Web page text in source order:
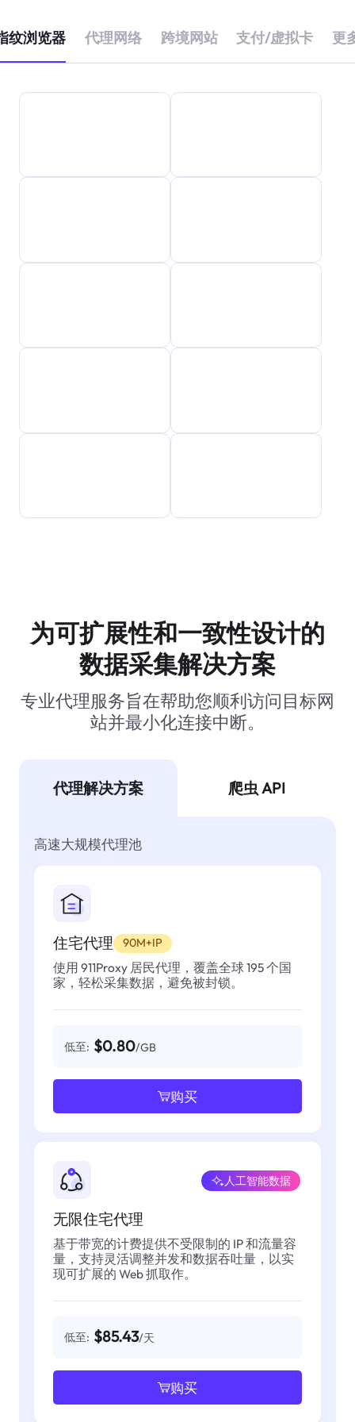
纹浏览器 代理网络 跨境网站 支付/虚拟卡 更
为可扩展性和一致性设计的
数据采集解决方案
专业代理服务旨在帮助您顺利访问目标网
站并最小化连接中断。
代理解决方案 爬虫 API
高速大规模代理池
住宅代理 90M+IP
使用 911Proxy 居民代理，覆盖全球 195 个国
家，轻松采集数据，避免被封锁。
低至: $0.80/GB
购买
无限住宅代理
人工智能数据
基于带宽的计费提供不受限制的 IP 和流量容
量，支持灵活调整并发和数据吞吐量，以实
现可扩展的 Web 抓取作。
低至: $85.43/天
购买